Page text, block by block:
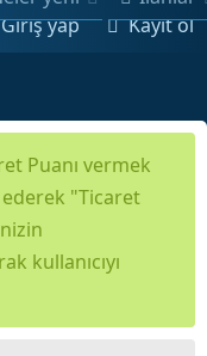
Giriş yap Kayıt ol
Puanı vermek
"Ticaret
kullanıcıyı